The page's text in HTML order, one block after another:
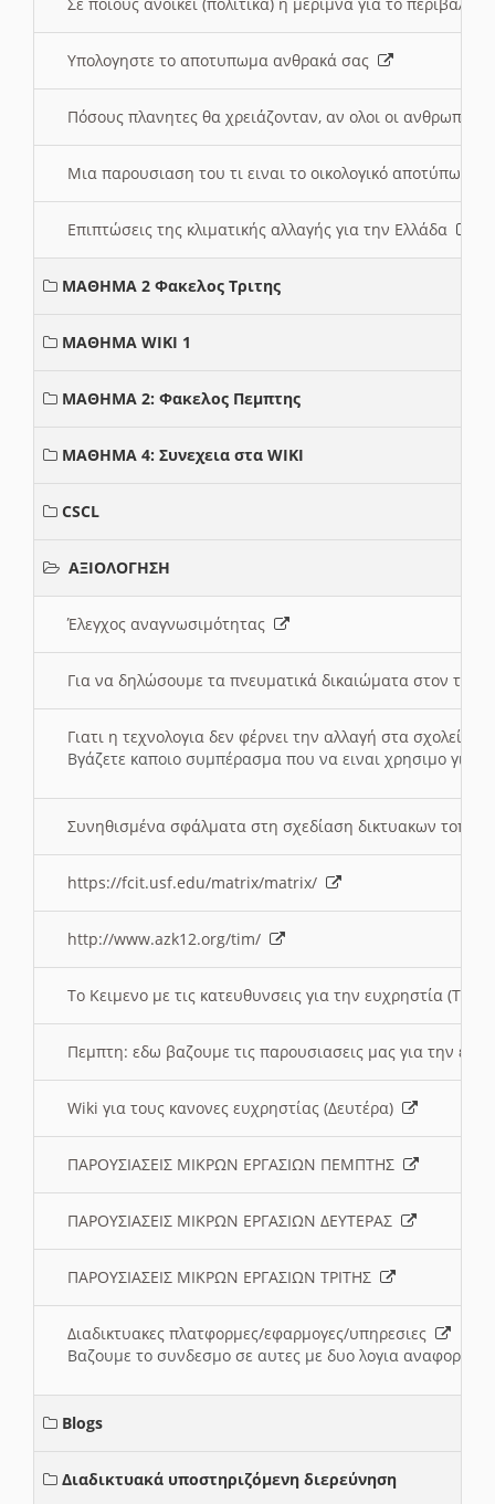
Υπολογηστε το αποτυπωμα ανθρακά σας
Πόσους πλανητες θα χρειάζονταν, αν ολοι οι ανθρωποι
Μια παρουσιαση του τι ειναι το οικολογικό αποτύπωμα
Επιπτώσεις της κλιματικής αλλαγής για την Ελλάδα
ΜΑΘΗΜΑ 2 Φακελος Τριτης
ΜΑΘΗΜΑ WIKI 1
ΜΑΘΗΜΑ 2: Φακελος Πεμπτης
ΜΑΘΗΜΑ 4: Συνεχεια στα WIKI
CSCL
ΑΞΙΟΛΟΓΗΣΗ
Έλεγχος αναγνωσιμότητας
Για να δηλώσουμε τα πνευματικά δικαιώματα στον
Γιατι η τεχνολογια δεν φέρνει την αλλαγή στα σχολεία;
Βγάζετε καποιο συμπέρασμα που να ειναι χρησιμο για
Συνηθισμένα σφάλματα στη σχεδίαση δικτυακων
https://fcit.usf.edu/matrix/matrix/
http://www.azk12.org/tim/
To Κειμενο με τις κατευθυνσεις για την ευχρηστία
Πεμπτη: εδω βαζουμε τις παρουσιασεις μας για την
Wiki για τους κανονες ευχρηστίας (Δευτέρα)
ΠΑΡΟΥΣΙΑΣΕΙΣ ΜΙΚΡΩΝ ΕΡΓΑΣΙΩΝ ΠΕΜΠΤΗΣ
ΠΑΡΟΥΣΙΑΣΕΙΣ ΜΙΚΡΩΝ ΕΡΓΑΣΙΩΝ ΔΕΥΤΕΡΑΣ
ΠΑΡΟΥΣΙΑΣΕΙΣ ΜΙΚΡΩΝ ΕΡΓΑΣΙΩΝ ΤΡΙΤΗΣ
Διαδικτυακες πλατφορμες/εφαρμογες/υπηρεσιες
Βαζουμε το συνδεσμο σε αυτες με δυο λογια αναφορικα
Blogs
Διαδικτυακά υποστηριζόμενη διερεύνηση